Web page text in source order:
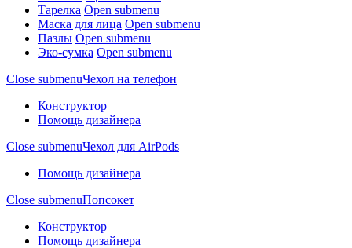
Тарелка Open submenu
Маска для лица Open submenu
Пазлы Open submenu
Эко-сумка Open submenu
Close submenuЧехол на телефон
Конструктор
Помощь дизайнера
Close submenuЧехол для AirPods
Помощь дизайнера
Close submenuПопсокет
Конструктор
Помощь дизайнера